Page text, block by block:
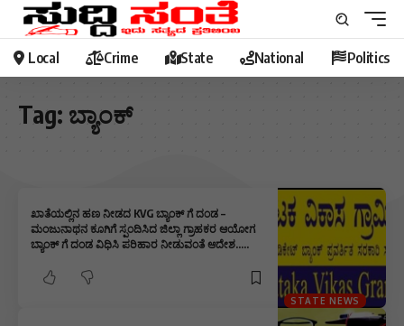
Local Crime State National Politics
Tag: ಬ್ಯಾಂಕ್
STATE NEWS
ಖಾತೆಯಲ್ಲಿನ ಹಣ ನೀಡದ KVG ಬ್ಯಾಂಕ್ ಗೆ ದಂಡ –
ಮಂಜುನಾಥನ ಕೂಗಿಗೆ ಸ್ಪಂದಿಸಿದ ಜಿಲ್ಲಾ ಗ್ರಾಹಕರ ಆಯೋಗ
ಬ್ಯಾಂಕ್ ಗೆ ದಂಡ ವಿಧಿಸಿ ಪರಿಹಾರ ನೀಡುವಂತೆ ಆದೇಶ…..